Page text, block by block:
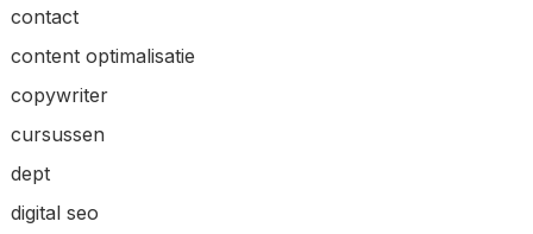
contact
content optimalisatie
copywriter
cursussen
dept
digital seo